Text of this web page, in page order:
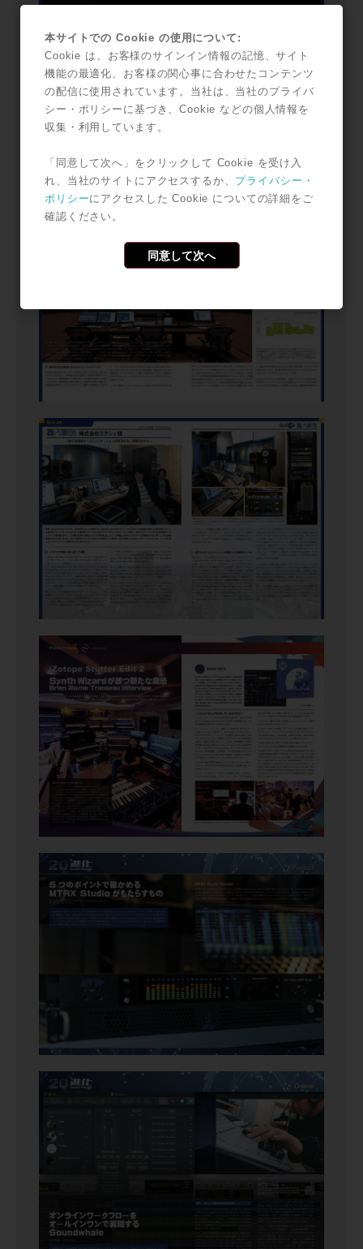
本サイトでの Cookie の使用について:
Cookie は、お客様のサインイン情報の記憶、サイト
機能の最適化、お客様の関心事に合わせたコンテンツ
の配信に使用されています。当社は、当社のプライバ
シー・ポリシーに基づき、Cookie などの個人情報を
収集・利用しています。
「同意して次へ」をクリックして Cookie を受け入
れ、当社のサイトにアクセスするか、 プライバシー・
ポリシーにアクセスした Cookie についての詳細をご
確認ください。
同意して次へ